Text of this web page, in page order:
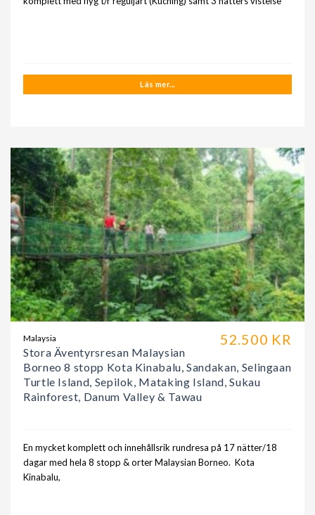
Läs mer...
52.500 KR
Malaysia
Stora Äventyrsresan Malaysian
Borneo 8 stopp Kota Kinabalu, Sandakan, Selingaan
Turtle Island, Sepilok, Mataking Island, Sukau
Rainforest, Danum Valley & Tawau
En mycket komplett och innehållsrik rundresa på 17 nätter/18
dagar med hela 8 stopp & orter Malaysian Borneo. Kota
Kinabalu,